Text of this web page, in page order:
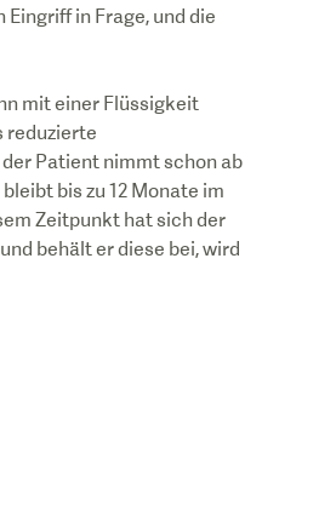
in Frage, und die
mit einer Flüssigkeit
reduzierte
Patient nimmt schon ab
bis zu 12 Monate im
Zeitpunkt hat sich der
behält er diese bei, wird